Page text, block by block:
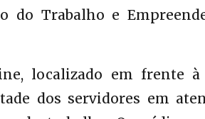
do Trabalho e
localizado em frente à
dos servidores em